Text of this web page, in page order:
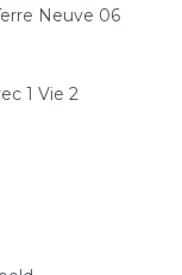
Neuve 06
1 Vie 2